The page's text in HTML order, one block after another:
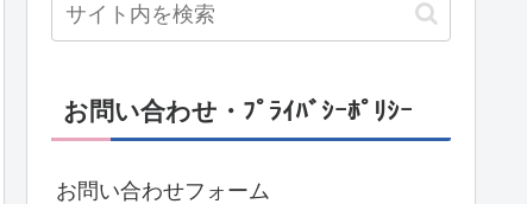
お問い合わせ・ﾌﾟﾗｲﾊﾞｼｰﾎﾟﾘｼｰ
お問い合わせフォーム